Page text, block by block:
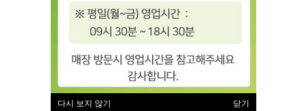
대표 : 오상배 ㅣ 개인정보 보호 책임자 : 오상배
사업자 등록번호 : 129-81-79618
통신판매업신고번호 : 제 2014-서울서초-0781호
전화 : 02-522-0869
(서초동 1585-10번지 2층)
이용약관| 개인정보처리방침
유럽악기 ⓒ All rights reserved.
다시 보지 않기 닫기